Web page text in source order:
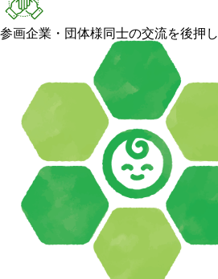
参画企業・団体様同士の交流を後押し